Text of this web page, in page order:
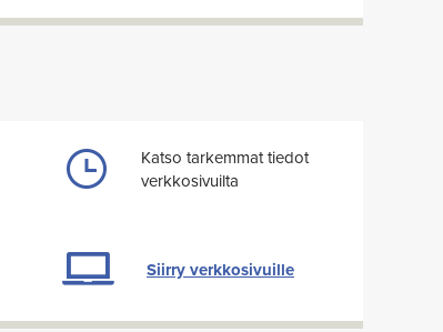
Katso tarkemmat tiedot
verkkosivuilta
Siirry verkkosivuille